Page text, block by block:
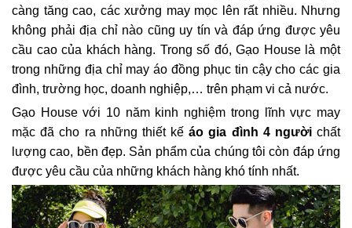
càng tăng cao, các xưởng may mọc lên rất nhiều. Nhưng
không phải địa chỉ nào cũng uy tín và đáp ứng được yêu
cầu cao của khách hàng. Trong số đó, Gạo House là một
trong những địa chỉ may áo đồng phục tin cậy cho các gia
đình, trường học, doanh nghiệp,… trên phạm vi cả nước.
Gạo House với 10 năm kinh nghiệm trong lĩnh vực may
mặc đã cho ra những thiết kếáo gia đình 4 ngườichất
lượng cao, bền đẹp. Sản phẩm của chúng tôi còn đáp ứng
được yêu cầu của những khách hàng khó tính nhất.